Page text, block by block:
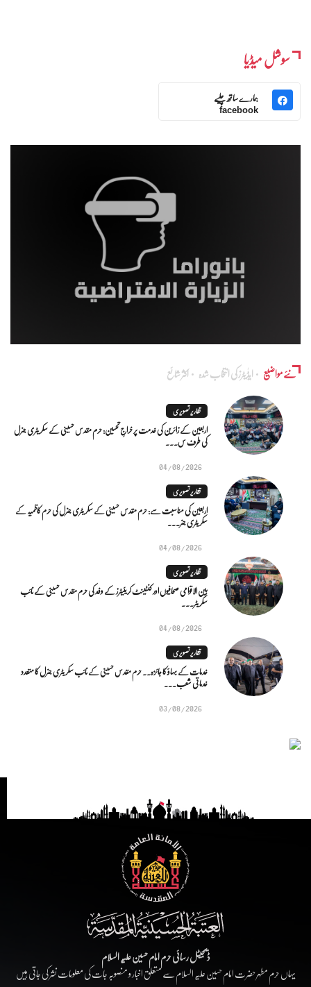
سوشل میڈیا
ہمارے ساتھ چلیے
facebook
نئے مواضیع ایڈٰیٹرز کی انتخاب شدہ اکثر شائع
تقاریر تصویری
اربعین کے زائرین کی خدمت پر خراجِ تحسین: حرم مقدس حسینی کے سکریٹری جنرل
کی طرف س...
04/08/2026
تقاریر تصویری
اربعین کی مناسبت سے: حرم مقدس حسینی کے سکریٹری جنرل کی حرم کاظمیہ کے
سکریٹری جنر...
04/08/2026
تقاریر تصویری
بین الاقوامی صحافیوں اور کنٹینٹ کریئیٹرز کے وفد کی حرم مقدس حسینی کے نائب
سکریٹر...
04/08/2026
تقاریر تصویری
خدمات کے بہاؤ کا جائزہ.. حرم مقدس حسینی کے نائب سکریٹری جنرل کا متعدد
خدماتی شعب...
03/08/2026
ڈیجیٹل رسائی حرم امام حسین علیہ السلام
یہاں حرم مطہر حضرت امام حسین علیہ السلام سے متعلق اخبار و منصوبہ جات کی معلومات نشر کی جاتی ہیں